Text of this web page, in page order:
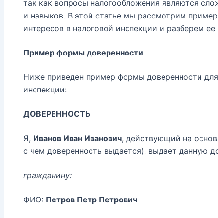
так как вопросы налогообложения являются
и навыков. В этой статье мы рассмотрим
интересов в налоговой инспекции и разберем
Пример формы доверенности
Ниже приведен пример формы доверенности
инспекции:
ДОВЕРЕННОСТЬ
Я, Иванов Иван Иванович, действующий на
с чем доверенность выдается), выдает данную
гражданину:
ФИО: Петров Петр Петрович